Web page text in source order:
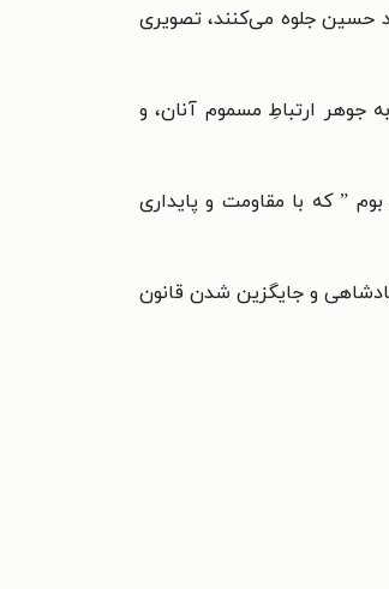
حسین جلوه می‌کنند، تصویری
جوهر ارتباطِ مسموم آنان، و
” که با مقاومت و پایداری
و جایگزین شدن قانون